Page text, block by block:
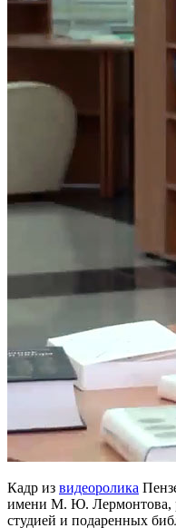
Кадр из видеоролика
имени М. Ю. Лермонтова,
студией и подаренных